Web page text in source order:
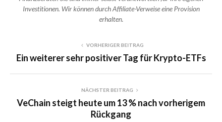
Investitionen. Wir können durch Affiliate-Verweise eine Provision
erhalten.
VORHERIGER BEITRAG
Ein weiterer sehr positiver Tag für Krypto-ETFs
NÄCHSTER BEITRAG
VeChain steigt heute um 13 % nach vorherigem
Rückgang